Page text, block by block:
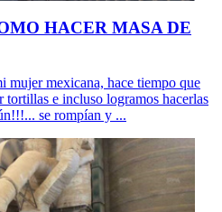
HACER MASA DE
mexicana, hace tiempo que
tortillas e incluso logramos hacerlas
se rompían y ...